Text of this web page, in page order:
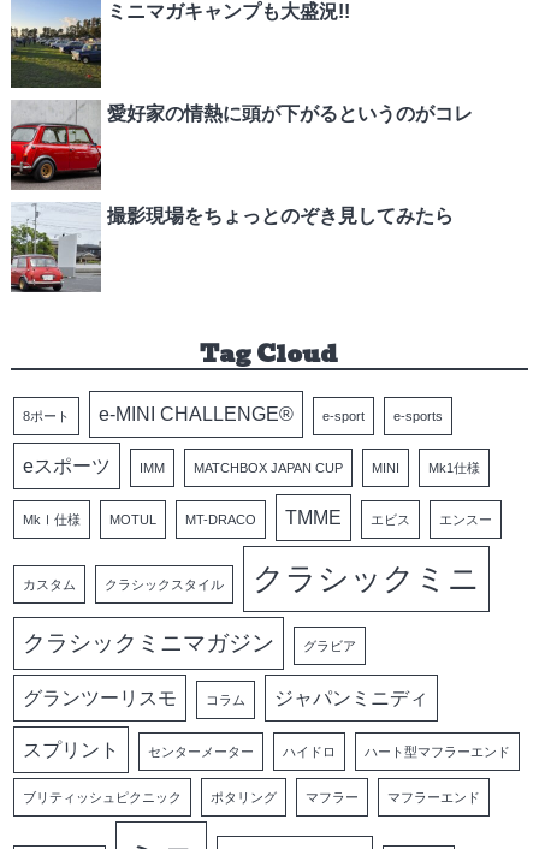
ミニマガキャンプも大盛況!!
愛好家の情熱に頭が下がるというのがコレ
撮影現場をちょっとのぞき見してみたら
Tag Cloud
8ポート e-MINI CHALLENGE® e-sport e-sports
eスポーツ IMM MATCHBOX JAPAN CUP MINI Mk1仕様
MkⅠ仕様 MOTUL MT-DRACO TMME エビス エンスー
カスタム クラシックスタイル クラシックミニ
クラシックミニマガジン グラビア
グランツーリスモ コラム ジャパンミニディ
スプリント センターメーター ハイドロ ハート型マフラーエンド
ブリティッシュピクニック ポタリング マフラー マフラーエンド